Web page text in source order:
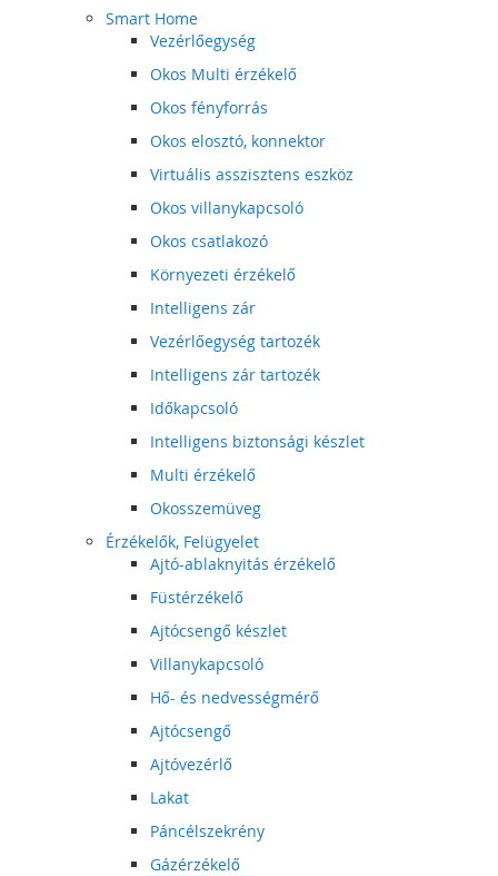
Smart Home
Vezérlőegység
Okos Multi érzékelő
Okos fényforrás
Okos elosztó, konnektor
Virtuális asszisztens eszköz
Okos villanykapcsoló
Okos csatlakozó
Környezeti érzékelő
Intelligens zár
Vezérlőegység tartozék
Intelligens zár tartozék
Időkapcsoló
Intelligens biztonsági készlet
Multi érzékelő
Okosszemüveg
Érzékelők, Felügyelet
Ajtó-ablaknyitás érzékelő
Füstérzékelő
Ajtócsengő készlet
Villanykapcsoló
Hő- és nedvességmérő
Ajtócsengő
Ajtóvezérlő
Lakat
Páncélszekrény
Gázérzékelő